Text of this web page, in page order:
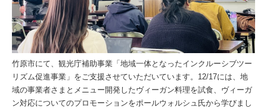
竹原市にて、観光庁補助事業 「地域一体となったインクルーシブツー
リズム促進事業」をご支援させていただいています。12/17には、地
域の事業者さまとメニュー開発したヴィーガン料理を試食、ヴィーガ
ン対応についてのプロモーションをポールウォルシュ氏から学びまし